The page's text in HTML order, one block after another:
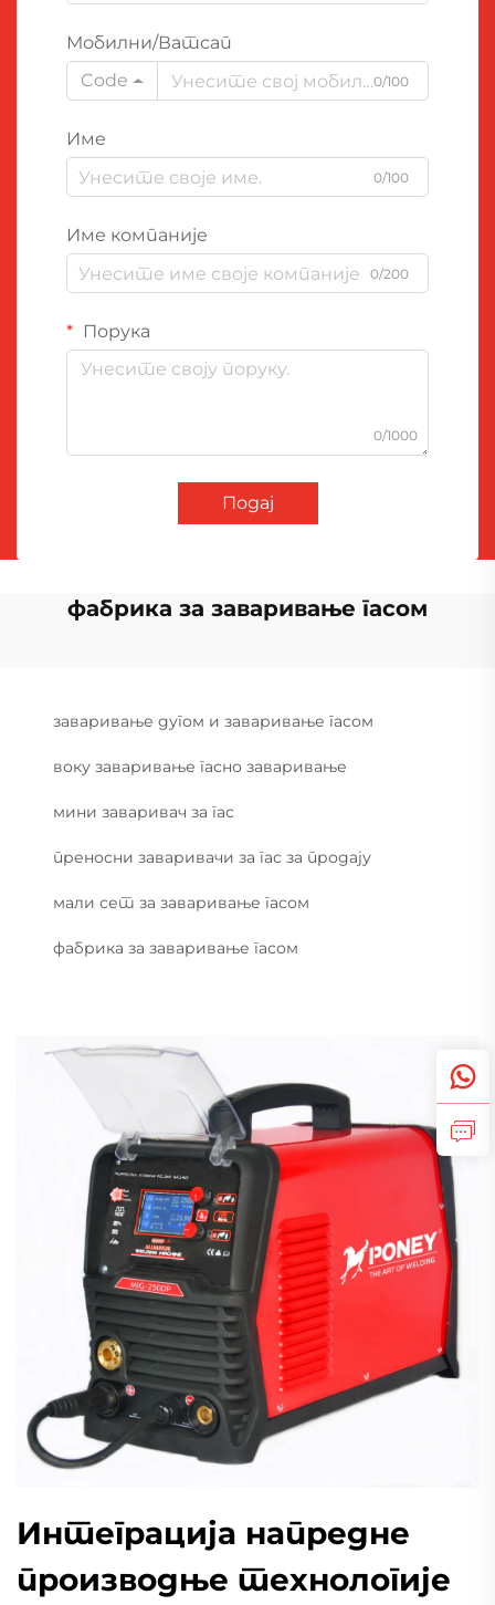
Мобилни/Ватсап
Code
0/100
Име
0/100
Име компаније
0/200
Порука
0/1000
Подај
фабрика за заваривање гасом
заваривање дугом и заваривање гасом
воку заваривање гасно заваривање
мини заваривач за гас
преносни заваривачи за гас за продају
мали сет за заваривање гасом
фабрика за заваривање гасом
Интеграција напредне
производње технологије